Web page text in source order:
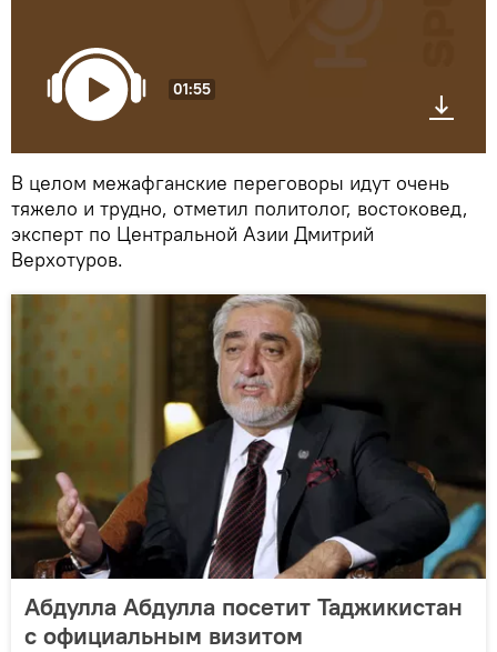
01:55
В целом межафганские переговоры идут очень
тяжело и трудно, отметил политолог, востоковед,
эксперт по Центральной Азии Дмитрий
Верхотуров.
Абдулла Абдулла посетит Таджикистан
с официальным визитом